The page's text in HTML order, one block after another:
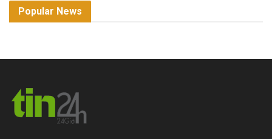
Popular News